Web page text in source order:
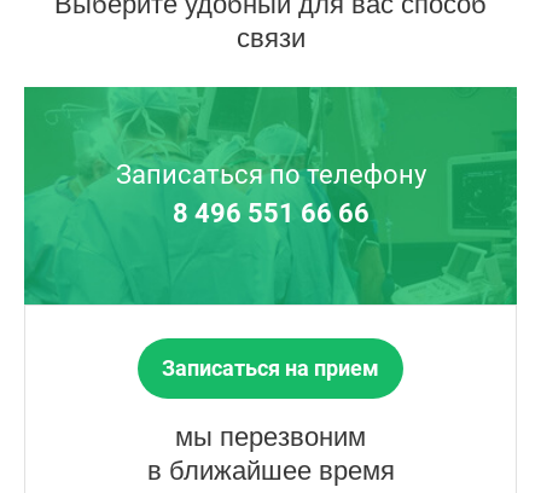
связи
Записаться по телефону
8 496 551 66 66
Записаться на прием
мы перезвоним
в ближайшее время